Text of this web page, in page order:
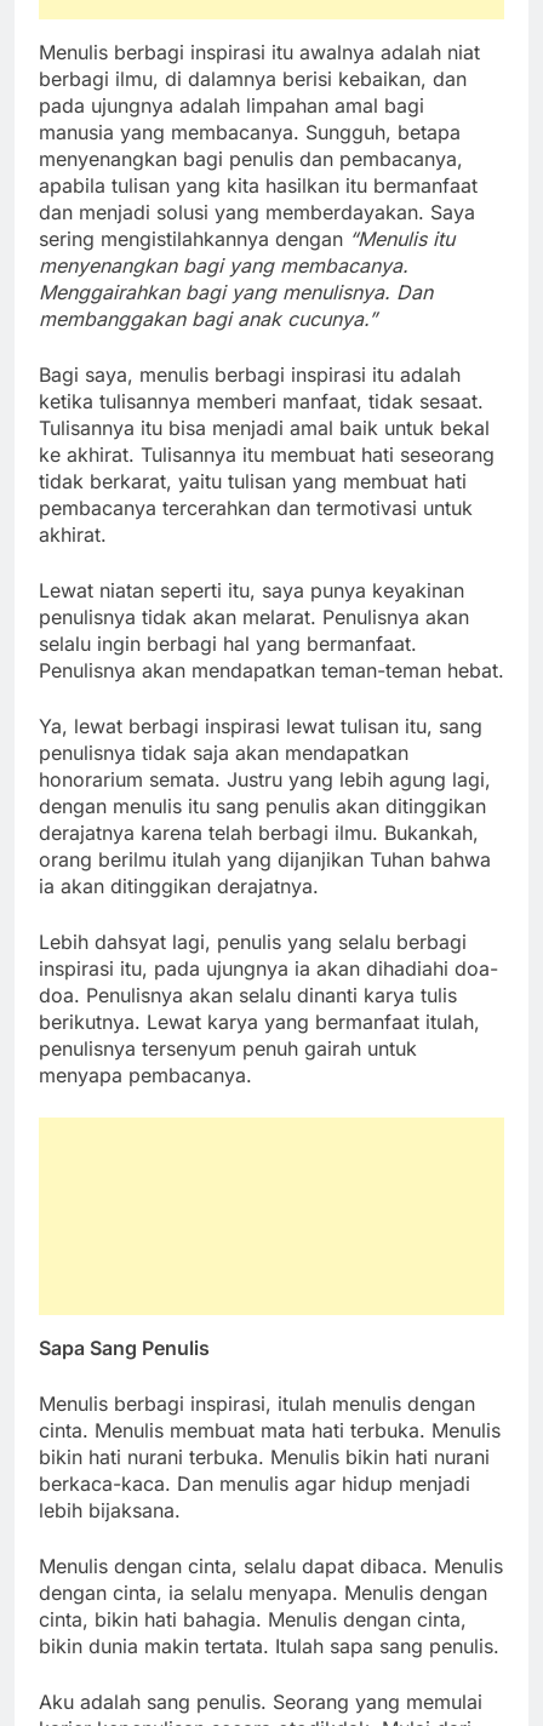
Menulis berbagi inspirasi itu awalnya adalah niat
berbagi ilmu, di dalamnya berisi kebaikan, dan
pada ujungnya adalah limpahan amal bagi
manusia yang membacanya. Sungguh, betapa
menyenangkan bagi penulis dan pembacanya,
apabila tulisan yang kita hasilkan itu bermanfaat
dan menjadi solusi yang memberdayakan. Saya
sering mengistilahkannya dengan “Menulis itu
menyenangkan bagi yang membacanya.
Menggairahkan bagi yang menulisnya. Dan
membanggakan bagi anak cucunya.”
Bagi saya, menulis berbagi inspirasi itu adalah
ketika tulisannya memberi manfaat, tidak sesaat.
Tulisannya itu bisa menjadi amal baik untuk bekal
ke akhirat. Tulisannya itu membuat hati seseorang
tidak berkarat, yaitu tulisan yang membuat hati
pembacanya tercerahkan dan termotivasi untuk
akhirat.
Lewat niatan seperti itu, saya punya keyakinan
penulisnya tidak akan melarat. Penulisnya akan
selalu ingin berbagi hal yang bermanfaat.
Penulisnya akan mendapatkan teman-teman hebat.
Ya, lewat berbagi inspirasi lewat tulisan itu, sang
penulisnya tidak saja akan mendapatkan
honorarium semata. Justru yang lebih agung lagi,
dengan menulis itu sang penulis akan ditinggikan
derajatnya karena telah berbagi ilmu. Bukankah,
orang berilmu itulah yang dijanjikan Tuhan bahwa
ia akan ditinggikan derajatnya.
Lebih dahsyat lagi, penulis yang selalu berbagi
inspirasi itu, pada ujungnya ia akan dihadiahi doa-
doa. Penulisnya akan selalu dinanti karya tulis
berikutnya. Lewat karya yang bermanfaat itulah,
penulisnya tersenyum penuh gairah untuk
menyapa pembacanya.
Sapa Sang Penulis
Menulis berbagi inspirasi, itulah menulis dengan
cinta. Menulis membuat mata hati terbuka. Menulis
bikin hati nurani terbuka. Menulis bikin hati nurani
berkaca-kaca. Dan menulis agar hidup menjadi
lebih bijaksana.
Menulis dengan cinta, selalu dapat dibaca. Menulis
dengan cinta, ia selalu menyapa. Menulis dengan
cinta, bikin hati bahagia. Menulis dengan cinta,
bikin dunia makin tertata. Itulah sapa sang penulis.
Aku adalah sang penulis. Seorang yang memulai